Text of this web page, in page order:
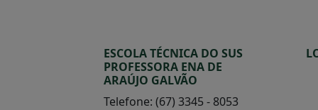
ESCOLA TÉCNICA DO SUS
PROFESSORA ENA DE
ARAÚJO GALVÃO
Telefone: (67) 3345 - 8053